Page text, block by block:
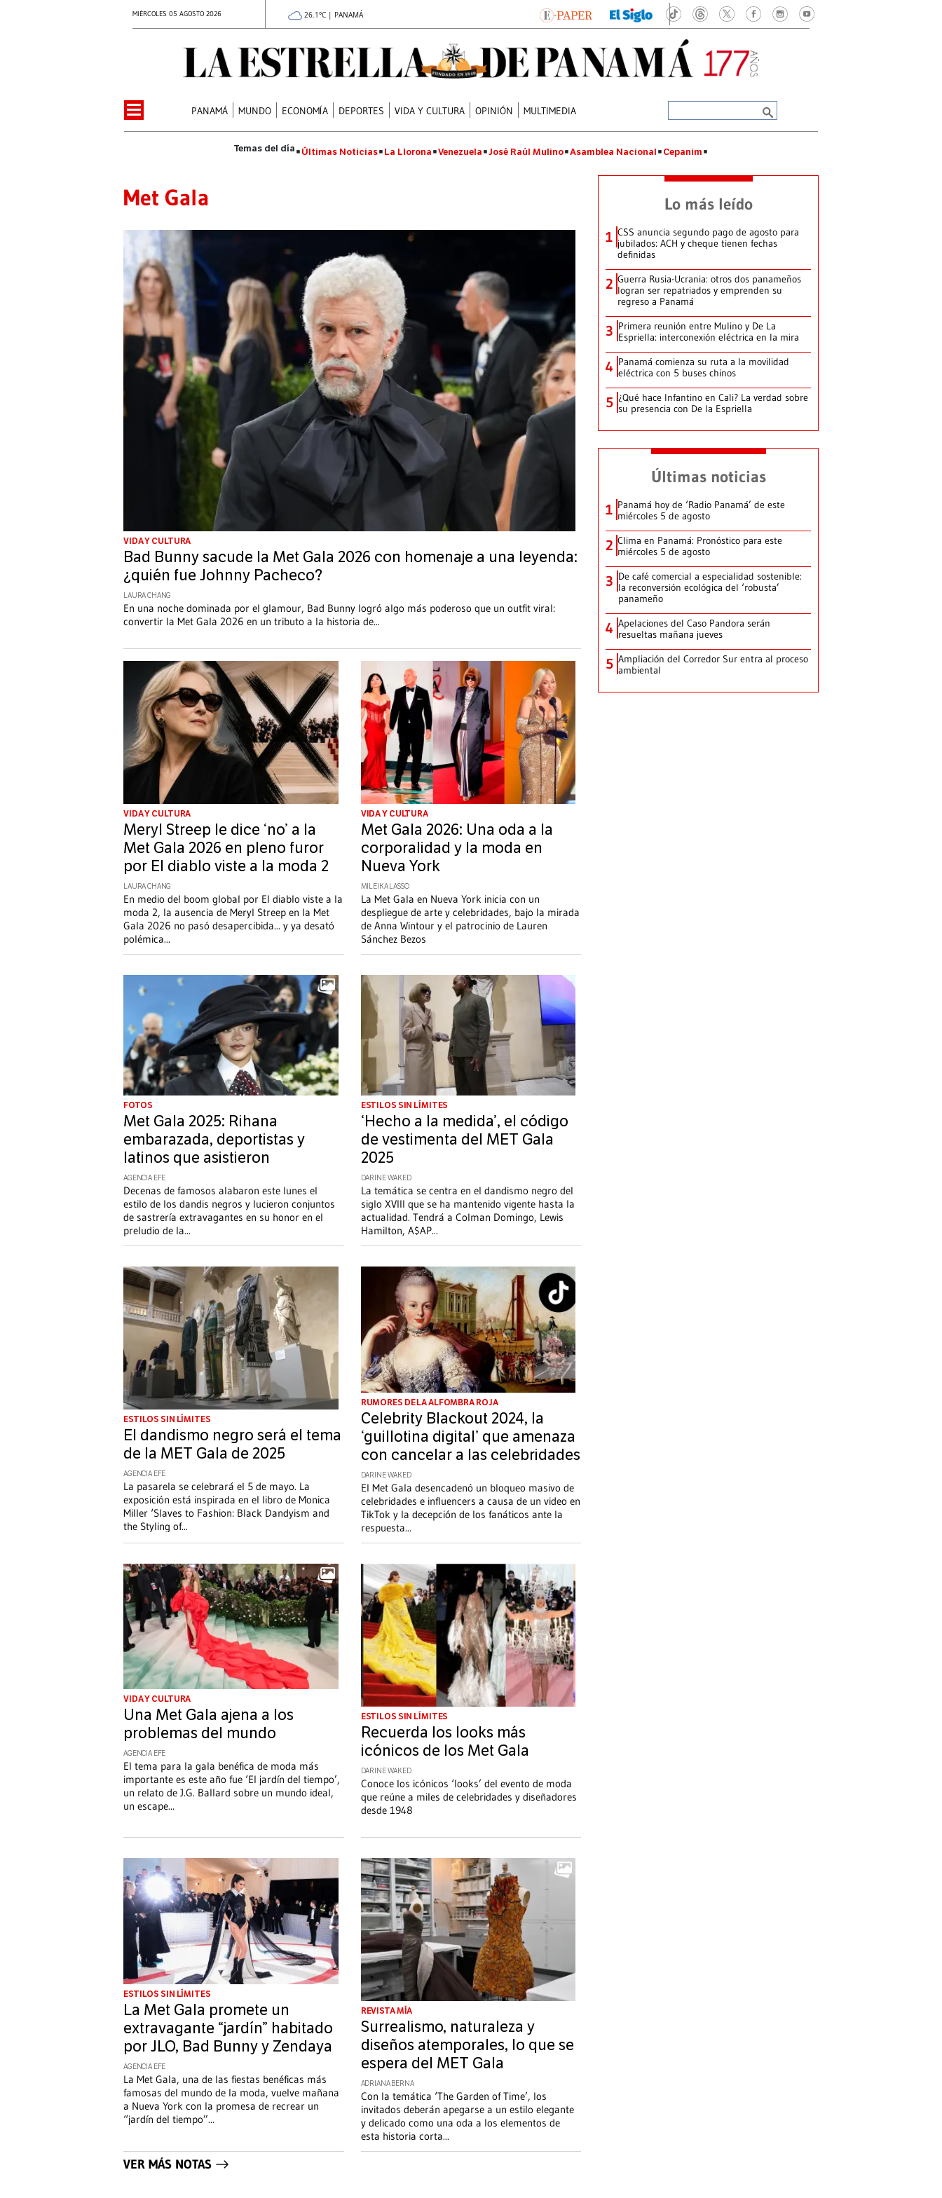
MIÉRCOLES 05 AGOSTO 2026 26.1°C | PANAMÁ
PANAMÁ MUNDO ECONOMÍA DEPORTES VIDA Y CULTURA OPINIÓN MULTIMEDIA
Últimas Noticias La Llorona Venezuela José Raúl Mulino Asamblea Nacional Cepanim
Met Gala
VIDA Y CULTURA
Bad Bunny sacude la Met Gala 2026 con homenaje a una leyenda:
¿quién fue Johnny Pacheco?
LAURA CHANG
En una noche dominada por el glamour, Bad Bunny logró algo más poderoso que un outfit viral:
convertir la Met Gala 2026 en un tributo a la historia de...
VIDA Y CULTURA
Meryl Streep le dice ‘no’ a la
Met Gala 2026 en pleno furor
por El diablo viste a la moda 2
LAURA CHANG
En medio del boom global por El diablo viste a la
moda 2, la ausencia de Meryl Streep en la Met
Gala 2026 no pasó desapercibida... y ya desató
polémica...
VIDA Y CULTURA
Met Gala 2026: Una oda a la
corporalidad y la moda en
Nueva York
MILEIKA LASSO
La Met Gala en Nueva York inicia con un
despliegue de arte y celebridades, bajo la mirada
de Anna Wintour y el patrocinio de Lauren
Sánchez Bezos
FOTOS
Met Gala 2025: Rihana
embarazada, deportistas y
latinos que asistieron
AGENCIA EFE
Decenas de famosos alabaron este lunes el
estilo de los dandis negros y lucieron conjuntos
de sastrería extravagantes en su honor en el
preludio de la...
ESTILOS SIN LÍMITES
‘Hecho a la medida’, el código
de vestimenta del MET Gala
2025
DARINE WAKED
La temática se centra en el dandismo negro del
siglo XVIII que se ha mantenido vigente hasta la
actualidad. Tendrá a Colman Domingo, Lewis
Hamilton, A$AP...
ESTILOS SIN LÍMITES
El dandismo negro será el tema
de la MET Gala de 2025
AGENCIA EFE
La pasarela se celebrará el 5 de mayo. La
exposición está inspirada en el libro de Monica
Miller ‘Slaves to Fashion: Black Dandyism and
the Styling of...
RUMORES DE LA ALFOMBRA ROJA
Celebrity Blackout 2024, la
‘guillotina digital’ que amenaza
con cancelar a las celebridades
DARINE WAKED
El Met Gala desencadenó un bloqueo masivo de
celebridades e influencers a causa de un video en
TikTok y la decepción de los fanáticos ante la
respuesta...
VIDA Y CULTURA
Una Met Gala ajena a los
problemas del mundo
AGENCIA EFE
El tema para la gala benéfica de moda más
importante es este año fue ‘El jardín del tiempo’,
un relato de J.G. Ballard sobre un mundo ideal,
un escape...
ESTILOS SIN LÍMITES
Recuerda los looks más
icónicos de los Met Gala
DARINE WAKED
Conoce los icónicos ‘looks’ del evento de moda
que reúne a miles de celebridades y diseñadores
desde 1948
ESTILOS SIN LÍMITES
La Met Gala promete un
extravagante “jardín” habitado
por JLO, Bad Bunny y Zendaya
AGENCIA EFE
La Met Gala, una de las fiestas benéficas más
famosas del mundo de la moda, vuelve mañana
a Nueva York con la promesa de recrear un
“jardín del tiempo”...
REVISTA MÍA
Surrealismo, naturaleza y
diseños atemporales, lo que se
espera del MET Gala
ADRIANA BERNA
Con la temática ‘The Garden of Time’, los
invitados deberán apegarse a un estilo elegante
y delicado como una oda a los elementos de
esta historia corta...
VER MÁS NOTAS
Lo más leído
1 CSS anuncia segundo pago de agosto para
jubilados: ACH y cheque tienen fechas
definidas
2 Guerra Rusia-Ucrania: otros dos panameños
logran ser repatriados y emprenden su
regreso a Panamá
3 Primera reunión entre Mulino y De La
Espriella: interconexión eléctrica en la mira
4 Panamá comienza su ruta a la movilidad
eléctrica con 5 buses chinos
5 ¿Qué hace Infantino en Cali? La verdad sobre
su presencia con De la Espriella
Últimas noticias
1 Panamá hoy de ‘Radio Panamá’ de este
miércoles 5 de agosto
2 Clima en Panamá: Pronóstico para este
miércoles 5 de agosto
3 De café comercial a especialidad sostenible:
la reconversión ecológica del ‘robusta’
panameño
4 Apelaciones del Caso Pandora serán
resueltas mañana jueves
5 Ampliación del Corredor Sur entra al proceso
ambiental